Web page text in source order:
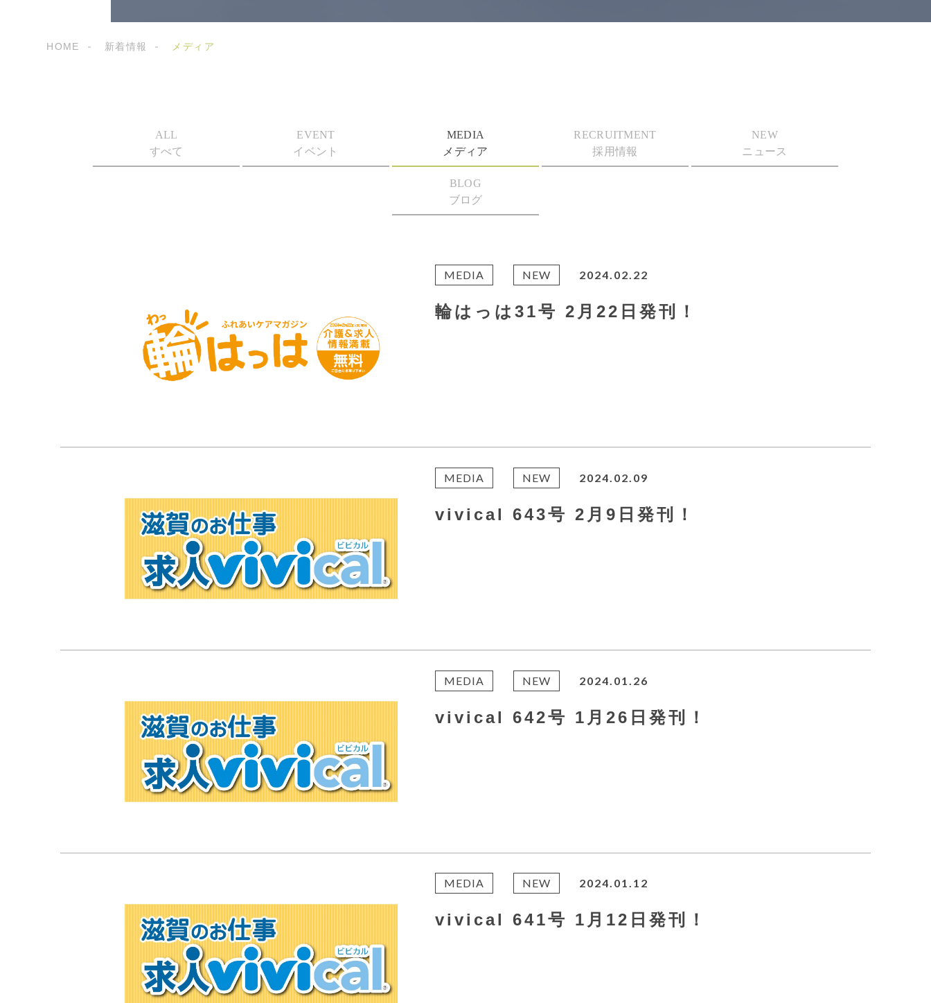
HOME 新着情報 メディア
ALL
すべて
EVENT
イベント
MEDIA
メディア
RECRUITMENT
採用情報
NEW
ニュース
BLOG
ブログ
MEDIA NEW 2024.02.22
輪はっは31号 2月22日発刊！
MEDIA NEW 2024.02.09
vivical 643号 2月9日発刊！
MEDIA NEW 2024.01.26
vivical 642号 1月26日発刊！
MEDIA NEW 2024.01.12
vivical 641号 1月12日発刊！